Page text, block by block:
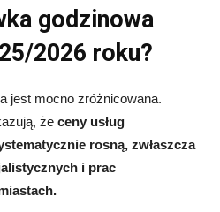
godzinowa
2026 roku?
jest mocno zróżnicowana.
że ceny usług
rosną, zwłaszcza
i prac